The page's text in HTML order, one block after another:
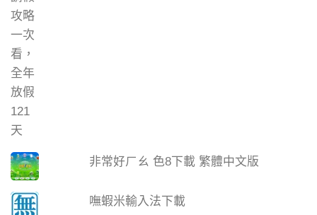
非常好ㄏㄠ 色8下載 繁體中文版
嘸蝦米輸入法下載